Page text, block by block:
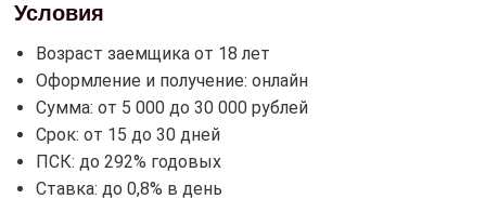
Условия
Возраст заемщика от 18 лет
Оформление и получение: онлайн
Сумма: от 5 000 до 30 000 рублей
Срок: от 15 до 30 дней
ПСК: до 292% годовых
Ставка: до 0,8% в день